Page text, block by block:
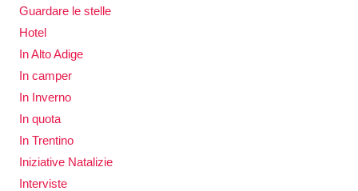
Guardare le stelle
Hotel
In Alto Adige
In camper
In Inverno
In quota
In Trentino
Iniziative Natalizie
Interviste